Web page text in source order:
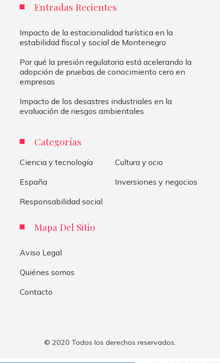
Entradas Recientes
Impacto de la estacionalidad turística en la
estabilidad fiscal y social de Montenegro
Por qué la presión regulatoria está acelerando la
adopción de pruebas de conocimiento cero en
empresas
Impacto de los desastres industriales en la
evaluación de riesgos ambientales
Categorías
Ciencia y tecnología
Cultura y ocio
España
Inversiones y negocios
Responsabilidad social
Mapa Del Sitio
Aviso Legal
Quiénes somos
Contacto
© 2020 Todos los derechos reservados.